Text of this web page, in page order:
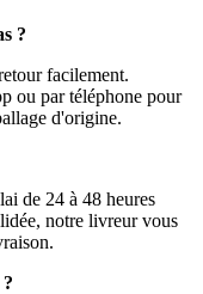
?
facilement.
ou par téléphone pour
d'origine.
de 24 à 48 heures
notre livreur vous